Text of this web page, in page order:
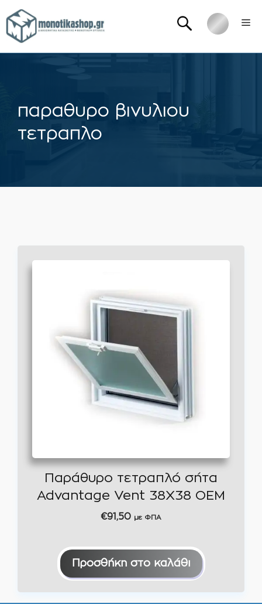
Μετάβαση
σε
περιεχόμενο
παραθυρο βινυλιου
τετραπλο
Παράθυρο τετραπλό σήτα
Advantage Vent 38Χ38 OEM
€91,50 με ΦΠΑ
Προσθήκη στο καλάθι